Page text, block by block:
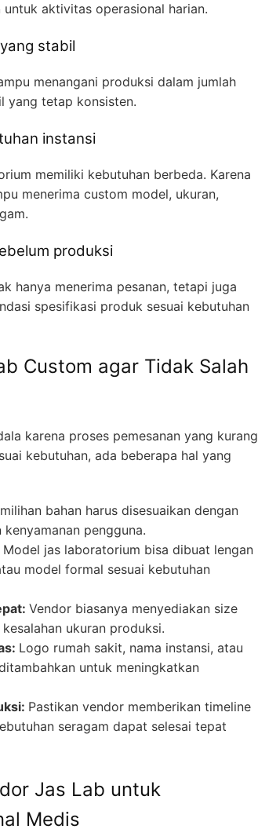
aktivitas operasional harian.
stabil
menangani produksi dalam jumlah
yang tetap konsisten.
instansi
memiliki kebutuhan berbeda. Karena
menerima custom model, ukuran,
produksi
hanya menerima pesanan, tetapi juga
spesifikasi produk sesuai kebutuhan
Custom agar Tidak Salah
karena proses pemesanan yang kurang
kebutuhan, ada beberapa hal yang
bahan harus disesuaikan dengan
pengguna.
Model jas laboratorium bisa dibuat lengan
model formal sesuai kebutuhan
Vendor biasanya menyediakan size
ukuran produksi.
Logo rumah sakit, nama instansi, atau
untuk meningkatkan
Pastikan vendor memberikan timeline
seragam dapat selesai tepat
Jas Lab untuk
Medis